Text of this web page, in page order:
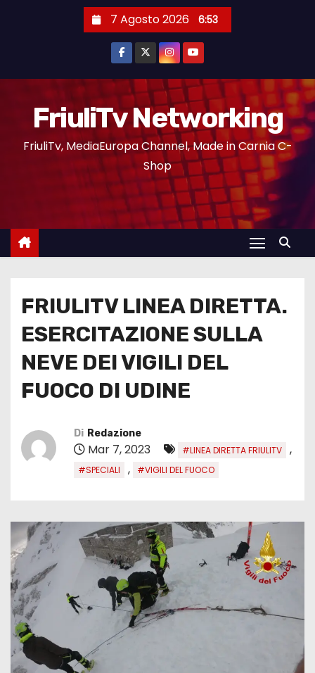
7 Agosto 2026 6:53
FriuliTv Networking
FriuliTv, MediaEuropa Channel, Made in Carnia C-
Shop
FRIULITV LINEA DIRETTA.
ESERCITAZIONE SULLA
NEVE DEI VIGILI DEL
FUOCO DI UDINE
Di Redazione
Mar 7, 2023 #LINEA DIRETTA FRIULITV ,
#SPECIALI , #VIGILI DEL FUOCO